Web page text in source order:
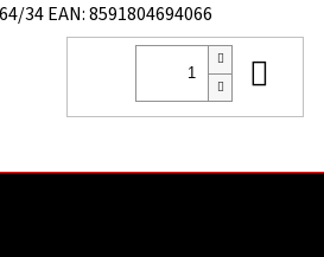
34EAN:8591804694066